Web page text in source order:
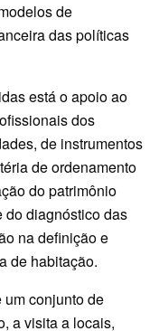
de
das políticas
está o apoio ao
dos
de instrumentos
de ordenamento
do patrimônio
do diagnóstico das
na definição e
de habitação.
um conjunto de
a visita a locais,